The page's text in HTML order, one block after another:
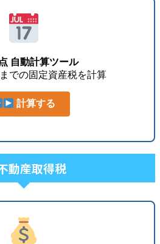
自動計算ツール
での固定資産税を計算
計算する
動産取得税